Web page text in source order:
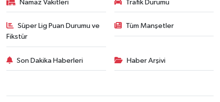
Namaz Vakitleri Trafik Durumu
Süper Lig Puan Durumu ve
Fikstür
Tüm Manşetler
Son Dakika Haberleri Haber Arşivi